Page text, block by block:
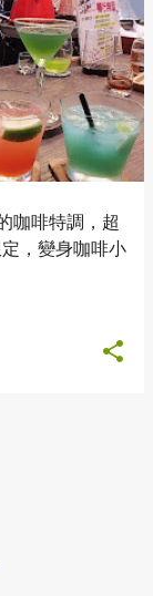
咖啡特調，超
，變身咖啡小